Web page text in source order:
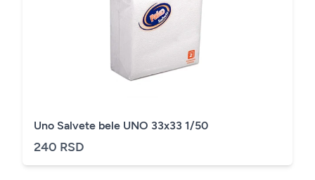
Uno Salvete bele UNO 33x33 1/50
240 RSD